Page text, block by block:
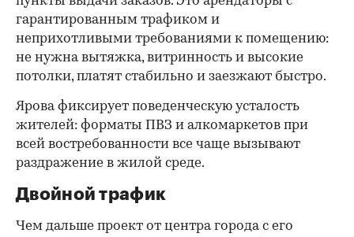
гарантированным трафиком и
неприхотливыми требованиями к помещению:
не нужна вытяжка, витринность и высокие
потолки, платят стабильно и заезжают быстро.
Ярова фиксирует поведенческую усталость
жителей: форматы ПВЗ и алкомаркетов при
всей востребованности все чаще вызывают
раздражение в жилой среде.
Двойной трафик
Чем дальше проект от центра города с его